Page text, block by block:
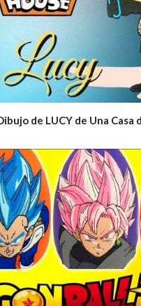
de LUCY de Una Casa